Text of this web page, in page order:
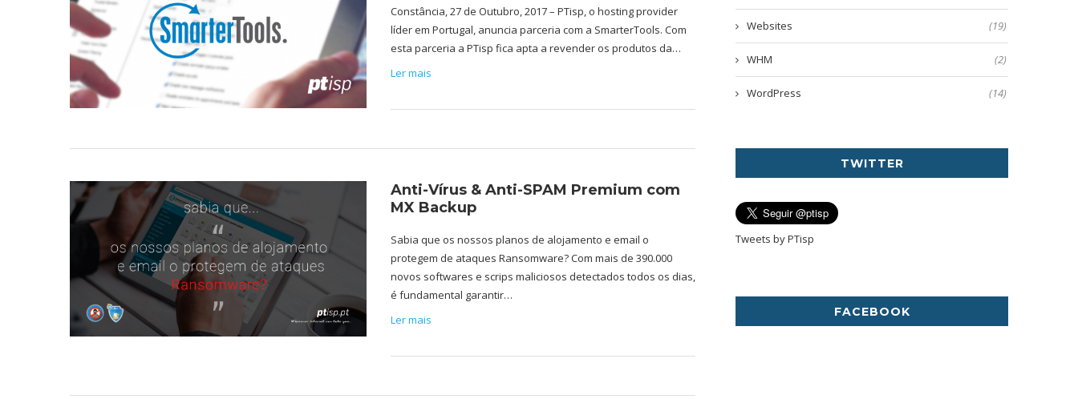
Constância, 27 de Outubro, 2017 – PTisp, o hosting provider
líder em Portugal, anuncia parceria com a SmarterTools. Com
esta parceria a PTisp fica apta a revender os produtos da…
Ler mais
Anti-Vírus & Anti-SPAM Premium com
MX Backup
Sabia que os nossos planos de alojamento e email o
protegem de ataques Ransomware? Com mais de 390.000
novos softwares e scrips maliciosos detectados todos os dias,
é fundamental garantir…
Ler mais
Websites (19)
WHM (2)
WordPress (14)
TWITTER
Tweets by PTisp
FACEBOOK